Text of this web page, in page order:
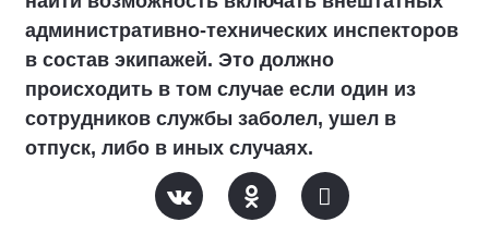
административно-технических инспекторов
в состав экипажей. Это должно
происходить в том случае если один из
сотрудников службы заболел, ушел в
отпуск, либо в иных случаях.